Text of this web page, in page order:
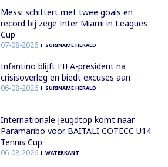
Messi schittert met twee goals en
record bij zege Inter Miami in Leagues
Cup
07-08-2026 SURINAME HERALD
Infantino blijft FIFA-president na
crisisoverleg en biedt excuses aan
06-08-2026 SURINAME HERALD
Internationale jeugdtop komt naar
Paramaribo voor BAITALI COTECC U14
Tennis Cup
06-08-2026 WATERKANT